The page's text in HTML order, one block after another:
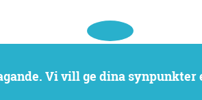
Vi vill ge dina